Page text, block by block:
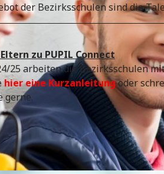
der Bezirksschulen sind die
zu PUPIL Connect
25 arbeiten die Bezirksschulen
hier eine Kurzanleitungoder
gerne.